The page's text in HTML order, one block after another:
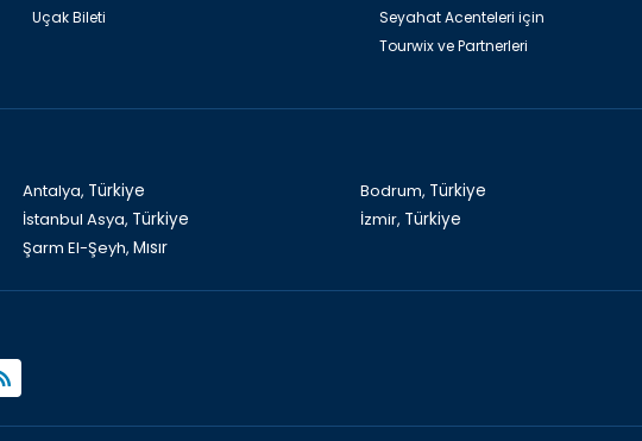
Uçak Bileti
Seyahat Acenteleri için
Tourwix ve Partnerleri
Antalya, Türkiye Bodrum, Türkiye
İstanbul Asya, Türkiye İzmir, Türkiye
Şarm El-Şeyh, Mısır